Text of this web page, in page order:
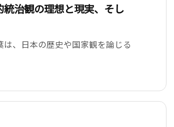
治観の理想と現実、そし
は、日本の歴史や国家観を論じる